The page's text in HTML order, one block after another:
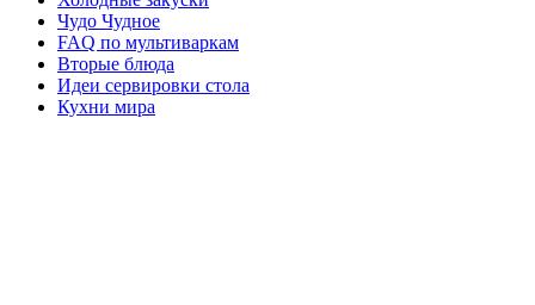
Чудо Чудное
FAQ по мультиваркам
Вторые блюда
Идеи сервировки стола
Кухни мира